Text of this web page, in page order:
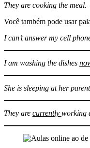
They are cooking the meal.
Você também pode usar
I can’t answer my cell
I am washing the dishes
She is sleeping at her
They are currently working